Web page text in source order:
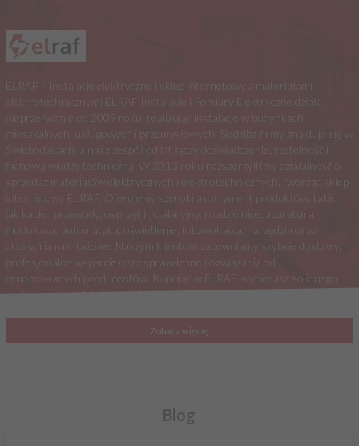
ELRAF – instalacje elektryczne i sklep internetowy z materiałami
elektrotechnicznymi ELRAF Instalacje i Pomiary Elektryczne działa
nieprzerwanie od 2009 roku, realizując instalacje w budynkach
mieszkalnych, usługowych i przemysłowych. Siedziba firmy znajduje się w
Świebodzicach, a nasz zespół od lat łączy doświadczenie, rzetelność i
fachową wiedzę techniczną. W 2013 roku rozszerzyliśmy działalność o
sprzedaż materiałów elektrycznych i elektrotechnicznych, tworząc sklep
internetowy ELRAF. Oferujemy szeroki asortyment produktów, takich
jak kable i przewody, osprzęt instalacyjny, rozdzielnice, aparatura
modułowa, automatyka, oświetlenie, fotowoltaika, narzędzia oraz
akcesoria montażowe. Naszym klientom zapewniamy szybkie dostawy,
profesjonalne wsparcie oraz sprawdzone rozwiązania od
renomowanych producentów. Kupując w ELRAF, wybierasz solidnego
partnera z wieloletnim doświadczeniem w branży elektrycznej.
Zobacz więcej
Blog